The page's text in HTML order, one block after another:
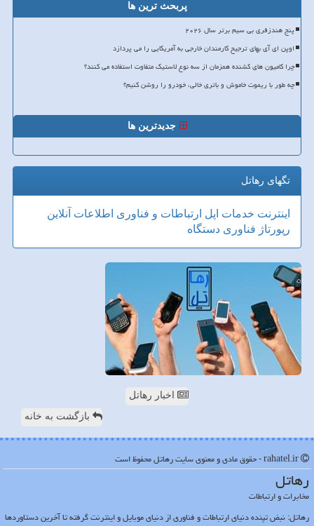
پربحث ترین ها
پنج هندزفری بی سیم برتر سال ۲۰۲۶
اوپن ای آی بهای ترجیح کارمندان خارجی به آمریکایی را می پردازد
چرا کامیون های کشنده همزمان از سه نوع لاستیک متفاوت استفاده می کنند؟
چه طور با ریموت خاموش و باتری خالی، خودرو را روشن کنیم؟
جدیدترین ها
تگهای رهاتل
اینترنت خدمات اپل ارتباطات و فناوری اطلاعات آنلاین
رپورتاژ فناوری دستگاه
اخبار رهاتل
بازگشت به خانه
رهاتل
مخابرات و ارتباطات
رهاتل: نبض تپنده دنیای ارتباطات و فناوری از دنیای موبایل و اینترنت گرفته تا آخرین دستاوردها